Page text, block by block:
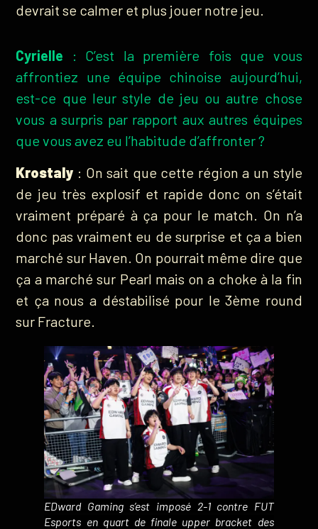
devrait se calmer et plus jouer notre jeu.
Cyrielle : C’est la première fois que vous
affrontiez une équipe chinoise aujourd’hui,
est-ce que leur style de jeu ou autre chose
vous a surpris par rapport aux autres équipes
que vous avez eu l’habitude d’affronter ?
Krostaly : On sait que cette région a un style
de jeu très explosif et rapide donc on s’était
vraiment préparé à ça pour le match. On n’a
donc pas vraiment eu de surprise et ça a bien
marché sur Haven. On pourrait même dire que
ça a marché sur Pearl mais on a choke à la fin
et ça nous a déstabilisé pour le 3ème round
sur Fracture.
EDward Gaming s’est imposé 2-1 contre FUT
Esports en quart de finale upper bracket des